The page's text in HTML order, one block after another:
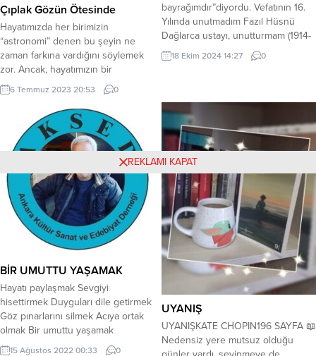
Çıplak Gözün Ötesinde
Hayatımızda her birimizin
“astronomi” denen bu şeyin ne
zaman farkına vardığını söylemek
zor. Ancak, hayatımızın bir
noktasında, her birimizin, gece
gökyüzünde gördüğümüz evrenin
muazzamlığıyla yüz yüze
geldiğimizde aniden şaşkına
döndüğümüz o an olduğunu
söylemek güvenlidir. Şehirde
yaşayan çoğumuz için, oradaki
gökyüzünü rutin olarak gerçekten
fark etmiyoruz. Şehrin ışıkları, her
zaman...
6 Temmuz 2023 20:53 0
bayrağımdır”diyordu. Vefatının 16.
Yılında unutmadım Fazıl Hüsnü
Dağlarca ustayı, unutturmam (1914-
15 Ekim 2008) ^^^^^^^^^^^^^ Ali
Rıza Navruz Değnekten atının
Fazıl Hüsnü Dağlarca, kötü ruhlu
türlü boyalar içerisinde uyuyorken
uzak kuşakların acısına halay çeker
her uyanışında… Kocaman
bombalara inanmamak...
18 Ekim 2024 14:27 0
BİR UMUTTU YAŞAMAK
Hayatı paylaşmak Sevgiyi
hisettirmek Duyguları dile getirmek
Göz pınarlarını silmek Acıya ortak
olmak Bir umuttu yaşamak
Muaviye boyamaktı gökyüzünü
15 Ağustos 2022 00:33 0
UYANIŞ
UYANIŞKATE CHOPIN196 SAYFA 📖
Nedensiz yere mutsuz olduğu
REKLAMI KAPAT